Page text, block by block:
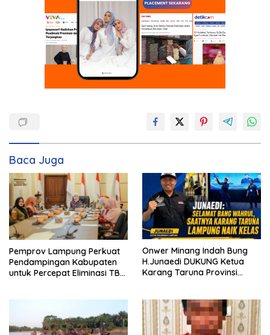
Baca Juga
Pemprov Lampung Perkuat
Pendampingan Kabupaten
untuk Percepat Eliminasi TBC
Onwer Minang Indah Bung
H.Junaedi DUKUNG Ketua
Karang Taruna Provinsi